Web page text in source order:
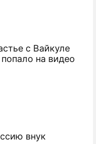
с Вайкуле
на видео
внук